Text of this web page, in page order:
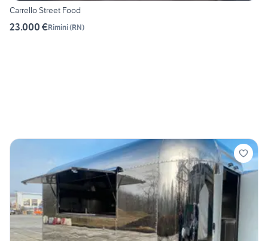
Carrello Street Food
23.000 €Rimini(RN)